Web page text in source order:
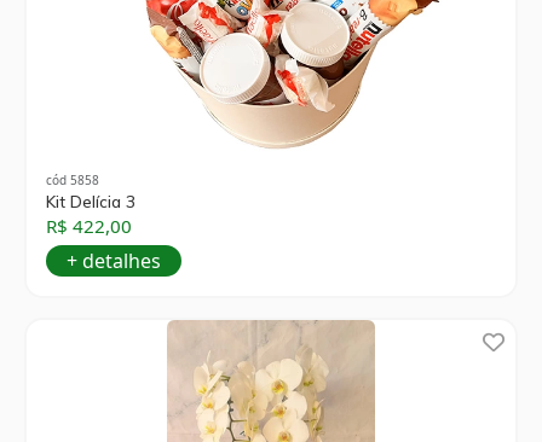
cód 5858
Kit Delícia 3
R$ 422,00
+ detalhes